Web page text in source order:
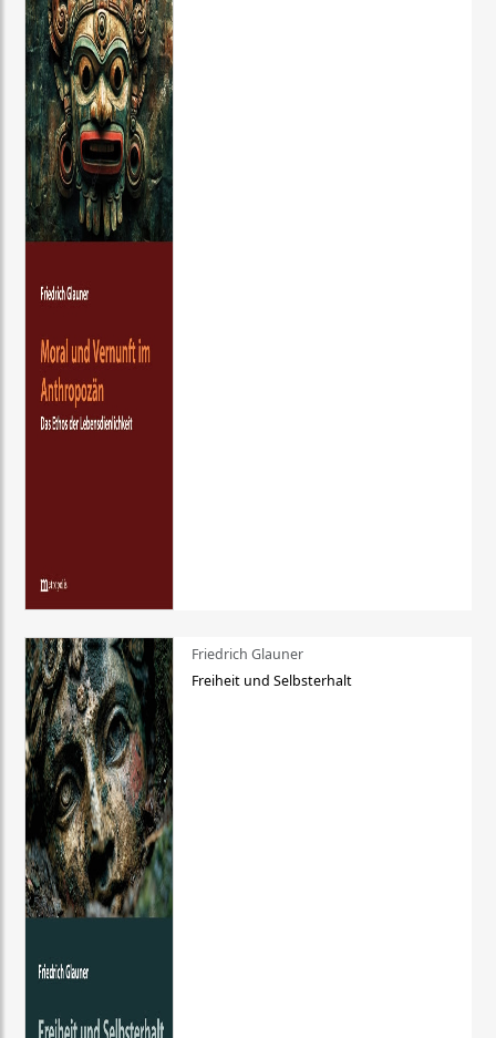
Friedrich Glauner
Freiheit und Selbsterhalt